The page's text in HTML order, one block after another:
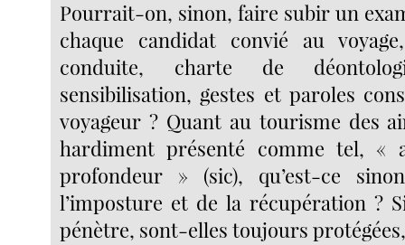
Pourrait-on, sinon, faire subir un
chaque candidat convié au
conduite, charte de
sensibilisation, gestes et paroles
voyageur ? Quant au tourisme des
hardiment présenté comme tel, «
profondeur » (sic), qu’est-ce
l’imposture et de la récupération ?
pénètre, sont-elles toujours